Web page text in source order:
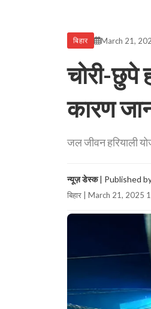
बिहार March 21,
चोरी-छुपे
कारण
जल जीवन हरियाली
न्यूज़ डेस्क| Published
बिहार | March 21, 2025